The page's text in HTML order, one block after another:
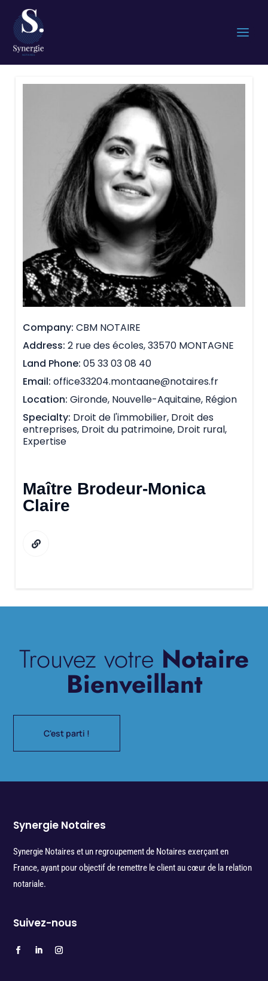
Company CBM NOTAIRE
Address 2 rue des écoles, 33570 MONTAGNE
Land Phone 05 33 03 08 40
Email office33204.montaane@notaires.fr
Location Gironde, Nouvelle-Aquitaine, Région
Specialty Droit de l'immobilier, Droit des
entreprises, Droit du patrimoine, Droit rural,
Expertise
Maître Brodeur-Monica
Claire
Trouvez votre Notaire
Bienveillant
C'est parti !
Synergie Notaires
Synergie Notaires et un regroupement de Notaires exerçant en
France, ayant pour objectif de remettre le client au cœur de la relation
notariale.
Suivez-nous